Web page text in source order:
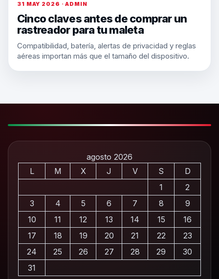
31 MAY 2026 · ADMIN
Cinco claves antes de comprar un
rastreador para tu maleta
Compatibilidad, batería, alertas de privacidad y reglas
aéreas importan más que el tamaño del dispositivo.
agosto 2026
L
M X J V S
D
1
2
3
4 5 6 7 8
9
10
11 12 13 14 15
16
17
18 19 20 21 22
23
24
25 26 27 28 29
30
31